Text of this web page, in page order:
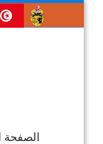
الصفحة